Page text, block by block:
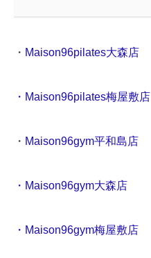
・ Maison96pilates大森店
・Maison96pilates梅屋敷店
・ Maison96gym平和島店
・Maison96gym大森店
・Maison96gym梅屋敷店